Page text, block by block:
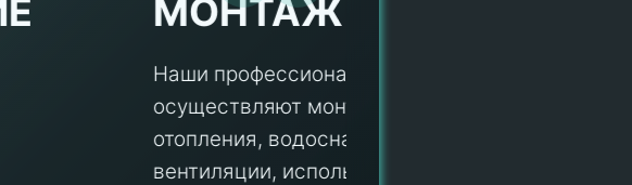
МОНТАЖ
Наши профессионалы
осуществляют монтаж систем
отопления, водоснабжения и
вентиляции, используя